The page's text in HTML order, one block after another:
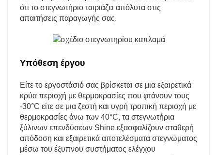
ότι το στεγνωτήριο ταιριάζει απόλυτα στις
απαιτήσεις παραγωγής σας.
Υπόθεση έργου
Είτε το εργοστάσιό σας βρίσκεται σε μια εξαιρετικά
κρύα περιοχή με θερμοκρασίες που φτάνουν τους
-30°C είτε σε μια ζεστή και υγρή τροπική περιοχή με
θερμοκρασίες άνω των 40°C, τα στεγνωτήρια
ξύλινων επενδύσεων Shine εξασφαλίζουν σταθερή
απόδοση και εξαιρετικά αποτελέσματα στεγνώματος
μέσω του έξυπνου συστήματος ελέγχου